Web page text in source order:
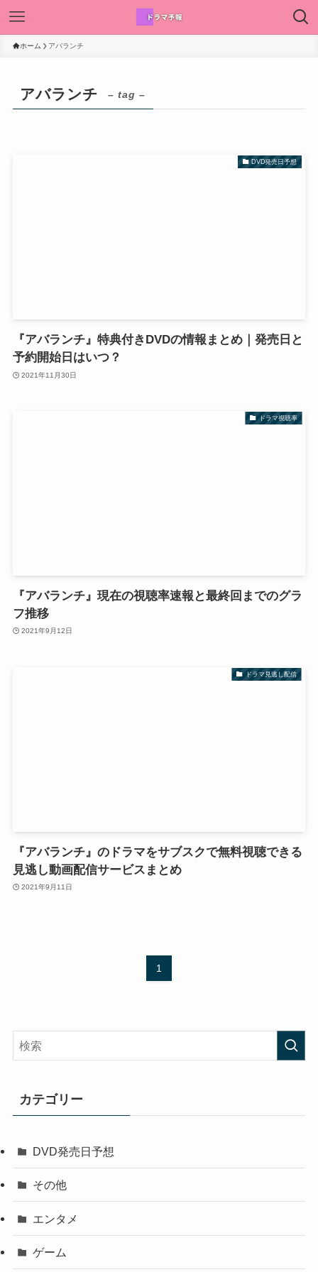
ホーム アバランチ
アバランチ – tag –
DVD発売日予想
『アバランチ』特典付きDVDの情報まとめ｜発売日と
予約開始日はいつ？
2021年11月30日
ドラマ視聴率
『アバランチ』現在の視聴率速報と最終回までのグラ
フ推移
2021年9月12日
ドラマ見逃し配信
『アバランチ』のドラマをサブスクで無料視聴できる
見逃し動画配信サービスまとめ
2021年9月11日
1
カテゴリー
DVD発売日予想
その他
エンタメ
ゲーム